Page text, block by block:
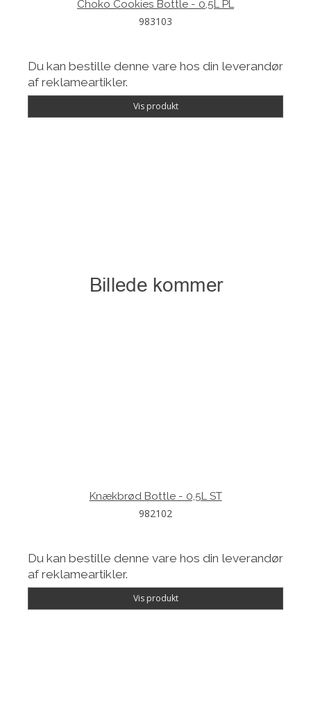
Choko Cookies Bottle - 0,5L PL
983103
Du kan bestille denne vare hos din leverandør
af reklameartikler.
Vis produkt
Knækbrød Bottle - 0,5L ST
982102
Du kan bestille denne vare hos din leverandør
af reklameartikler.
Vis produkt